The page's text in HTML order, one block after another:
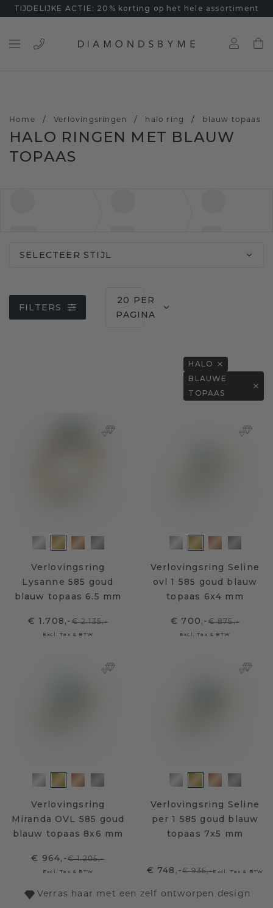
TIJDELIJKE ACTIE: 20% korting op het hele assortiment
Home / Verlovingsringen / halo ring / blauw topaas
HALO RINGEN MET BLAUW
TOPAAS
SELECTEER STIJL
FILTERS
20 PER
PAGINA
HALO
BLAUWE
TOPAAS
Verlovingsring
Lysanne 585 goud
blauw topaas 6.5 mm
€ 1.708,-€ 2.135,-
Excl. Tax & BTW
Verlovingsring Seline
ovl 1 585 goud blauw
topaas 6x4 mm
€ 700,-€ 875,-
Excl. Tax & BTW
Verlovingsring
Miranda OVL 585 goud
blauw topaas 8x6 mm
€ 964,-€ 1.205,-
Excl. Tax & BTW
Verlovingsring Seline
per 1 585 goud blauw
topaas 7x5 mm
€ 748,-€ 935,-Excl. Tax & BTW
Verras haar met een zelf ontworpen design